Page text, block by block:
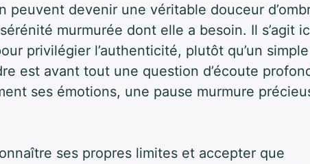
devenir une véritable douceur
murmurée dont elle a besoin. Il s’agit
privilégier l’authenticité, plutôt qu’un simple
est avant tout une question d’écoute
ses émotions, une pause murmure
ses propres limites et accepter que